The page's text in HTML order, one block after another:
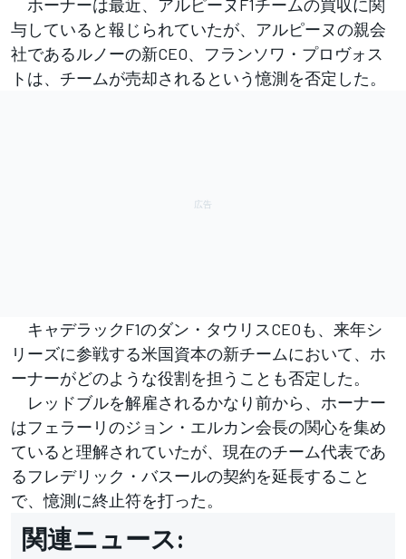
ホーナーは最近、アルピーヌF1チームの買収に関
与していると報じられていたが、アルピーヌの親会
社であるルノーの新CEO、フランソワ・プロヴォス
トは、チームが売却されるという憶測を否定した。
キャデラックF1のダン・タウリスCEOも、来年シ
リーズに参戦する米国資本の新チームにおいて、ホ
ーナーがどのような役割を担うことも否定した。
レッドブルを解雇されるかなり前から、ホーナー
はフェラーリのジョン・エルカン会長の関心を集め
ていると理解されていたが、現在のチーム代表であ
るフレデリック・バスールの契約を延長すること
で、憶測に終止符を打った。
関連ニュース: